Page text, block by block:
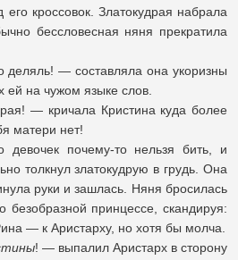
кроссовок. Златокудрая набрала
бессловесная няня прекратила
— составляла она укоризны
ей на чужом языке слов.
— кричала Кристина куда более
матери нет!
девочек почему-то нельзя бить, и
толкнул златокудрую в грудь. Она
руки и зашлась. Няня бросилась
безобразной принцессе, скандируя:
— к Аристарху, но хотя бы молча.
! — выпалил Аристарх в сторону